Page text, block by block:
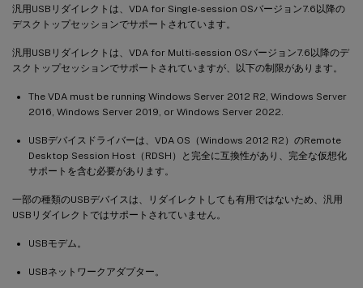
汎用USBリダイレクトは、VDA for Single-session OSバージョン7.6以降の
デスクトップセッションでサポートされています。
汎用USBリダイレクトは、VDA for Multi-session OSバージョン7.6以降のデ
スクトップセッションでサポートされていますが、以下の制限があります。
The VDA must be running Windows Server 2012 R2, Windows Server
2016, Windows Server 2019, or Windows Server 2022.
USBデバイスドライバーは、VDA OS（Windows 2012 R2）のRemote
Desktop Session Host（RDSH）と完全に互換性があり、完全な仮想化
サポートを含む必要があります。
一部の種類のUSBデバイスは、リダイレクトしても有用ではないため、汎用
USBリダイレクトではサポートされていません。
USBモデム。
USBネットワークアダプター。